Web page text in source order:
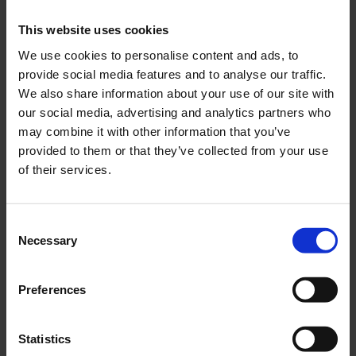
This website uses cookies
We use cookies to personalise content and ads, to
provide social media features and to analyse our traffic.
We also share information about your use of our site with
our social media, advertising and analytics partners who
may combine it with other information that you’ve
provided to them or that they’ve collected from your use
of their services.
Necessary
Preferences
Statistics
Däck 110/80-12" Mitas
MC16 Sport
17-808-10
495KR
KÖP
Däck 130/80-12" Mitas
Mc19 Classica
17-808-84
895KR